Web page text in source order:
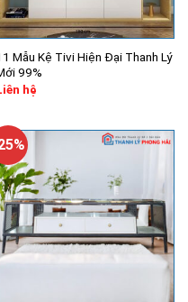
Mẫu Kệ Tivi Hiện Đại Thanh Lý
99%
hệ